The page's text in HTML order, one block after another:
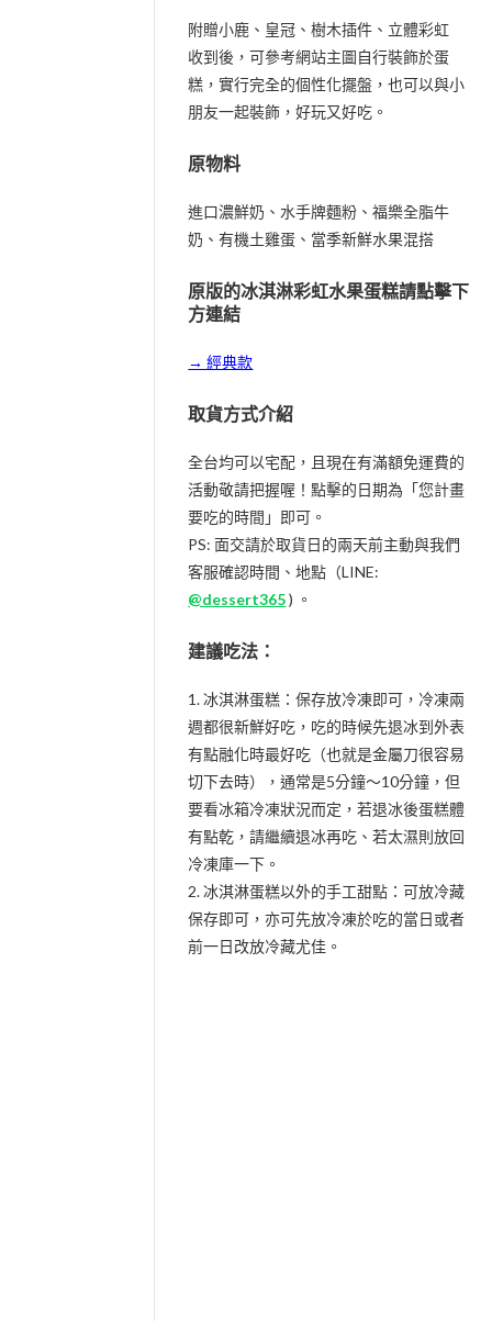
附贈小鹿、皇冠、樹木插件、立體彩虹
收到後，可參考網站主圖自行裝飾於蛋
糕，實行完全的個性化擺盤，也可以與小
朋友一起裝飾，好玩又好吃。
原物料
進口濃鮮奶、水手牌麵粉、福樂全脂牛
奶、有機土雞蛋、當季新鮮水果混搭
原版的冰淇淋彩虹水果蛋糕請點擊下
方連結
→ 經典款
取貨方式介紹
全台均可以宅配，且現在有滿額免運費的
活動敬請把握喔！點擊的日期為「您計畫
要吃的時間」即可。
PS: 面交請於取貨日的兩天前主動與我們
客服確認時間、地點（LINE:
@dessert365) 。
建議吃法：
1. 冰淇淋蛋糕：保存放冷凍即可，冷凍兩
週都很新鮮好吃，吃的時候先退冰到外表
有點融化時最好吃（也就是金屬刀很容易
切下去時），通常是5分鐘～10分鐘，但
要看冰箱冷凍狀況而定，若退冰後蛋糕體
有點乾，請繼續退冰再吃、若太濕則放回
冷凍庫一下。
2. 冰淇淋蛋糕以外的手工甜點：可放冷藏
保存即可，亦可先放冷凍於吃的當日或者
前一日改放冷藏尤佳。